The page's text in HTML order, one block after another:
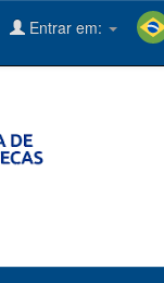
Entrar em: